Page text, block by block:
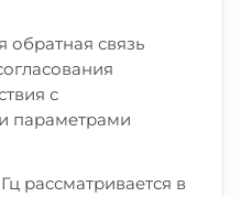
обратная связь
с
параметрами
рассматривается в